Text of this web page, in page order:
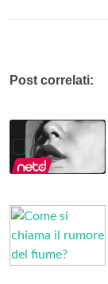
Post correlati: